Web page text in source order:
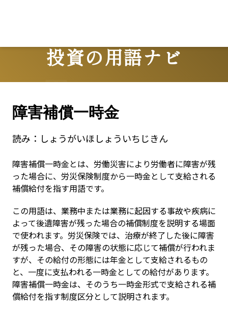
投資の用語ナビ
Terms
障害補償一時金
読み： しょうがいほしょういちじきん
障害補償一時金とは、労働災害により労働者に障害が残
った場合に、労災保険制度から一時金として支給される
補償給付を指す用語です。
この用語は、業務中または業務に起因する事故や疾病に
よって後遺障害が残った場合の補償制度を説明する場面
で使われます。労災保険では、治療が終了した後に障害
が残った場合、その障害の状態に応じて補償が行われま
すが、その給付の形態には年金として支給されるもの
と、一度に支払われる一時金としての給付があります。
障害補償一時金は、そのうち一時金形式で支給される補
償給付を指す制度区分として説明されます。